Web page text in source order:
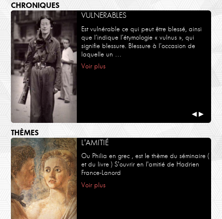
CHRONIQUES
VULNERABLES
Est vulnérable ce qui peut être blessé, ainsi
que l’indique l’étymologie « vulnus », qui
signifie blessure. Blessure à l’occasion de
laquelle un …
Voir plus
◀ ▶
THÈMES
L'AMITIÉ
Ou Philia en grec , est le thème du séminaire (
et du livre ) S'ouvrir en l'amitié de Hadrien
France-Lanord
Voir plus